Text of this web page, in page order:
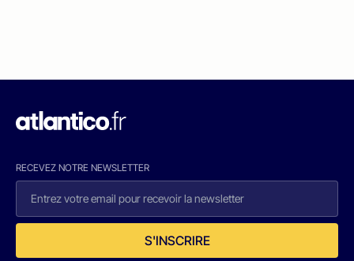
RECEVEZ NOTRE NEWSLETTER
S'INSCRIRE